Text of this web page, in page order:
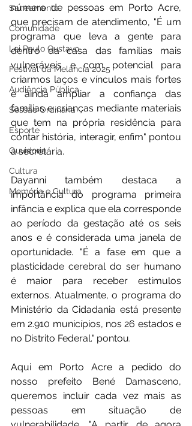
Saneamento
Comunidade
Lei Paulo Gustavo
Festival da Melancia 2025
Audiência Pública
Sessão Ordinária
Esporte
Ouvidoria
Cultura
Memória e Cultura
número de pessoas em Porto Acre,
que precisam de atendimento, "É um
programa que leva a gente para
dentro da casa das famílias mais
vulneráveis e com potencial para
criarmos laços e vínculos mais fortes
e ainda ampliar a confiança das
famílias e crianças mediante materiais
que tem na própria residência para
contar história, interagir, enfim" pontou
a secretária.
Dayanni também destaca a
importância do programa primeira
infância e explica que ela corresponde
ao período da gestação até os seis
anos e é considerada uma janela de
oportunidade. "É a fase em que a
plasticidade cerebral do ser humano
é maior para receber estímulos
externos. Atualmente, o programa do
Ministério da Cidadania está presente
em 2.910 municípios, nos 26 estados e
no Distrito Federal." pontou.
Aqui em Porto Acre a pedido do
nosso prefeito Bené Damasceno,
queremos incluir cada vez mais as
pessoas em situação de